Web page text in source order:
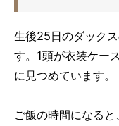
生後25日のダック
す。1頭が衣装ケー
に見つめています。
ご飯の時間になる